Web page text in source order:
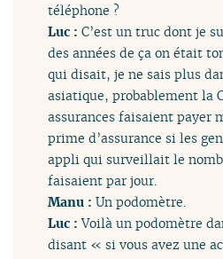
téléphone ?
Luc :C’est un truc dont je
des années de ça on était
qui disait, je ne sais plus
asiatique, probablement la
assurances faisaient payer
prime d’assurance si les
appli qui surveillait le
faisaient par jour.
Manu :Un podomètre.
Luc :Voilà un podomètre
disant « si vous avez une